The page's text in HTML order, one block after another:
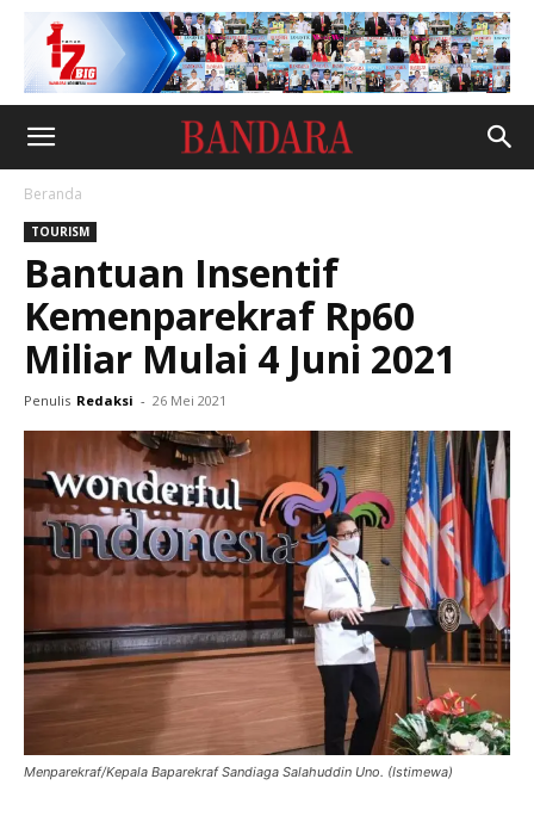
Beranda
TOURISM
Bantuan Insentif
Kemenparekraf Rp60
Miliar Mulai 4 Juni 2021
Penulis Redaksi - 26 Mei 2021
Menparekraf/Kepala Baparekraf Sandiaga Salahuddin Uno. (Istimewa)